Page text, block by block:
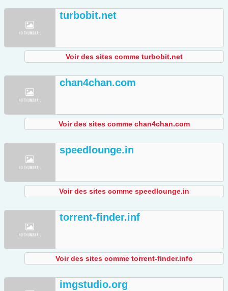
turbobit.net
Voir des sites comme turbobit.net
chan4chan.com
Voir des sites comme chan4chan.com
speedlounge.in
Voir des sites comme speedlounge.in
torrent-finder.inf
Voir des sites comme torrent-finder.info
imgstudio.org